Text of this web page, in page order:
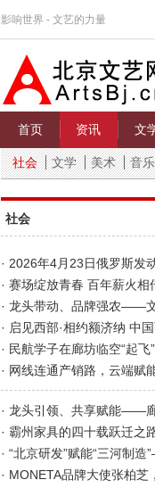
影响世界 - 文艺的力量
首页 资讯 文
社会
文学 美术 音乐
社会
· 2026年4月23日俄罗斯发
· 赛场绽放青春 百年薪火
· 龙头带动、品牌强农——
· 启见西部·相约额济纳 中
· 民航学子在廊坊临空“起
· 网线连通产销路，云端
· 龙头引领、共享赋能——
· 霸州家具的四十载跃迁之
· “北京研发”赋能“三河制
· MONETA品牌大使张柏